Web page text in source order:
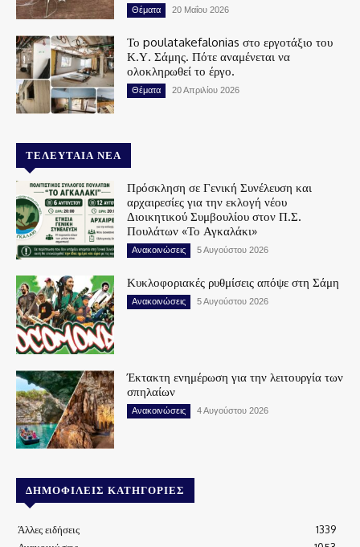
Θέματα 20 Μαΐου 2026
Το poulatakefalonias στο εργοτάξιο του
Κ.Υ. Σάμης. Πότε αναμένεται να
ολοκληρωθεί το έργο.
Θέματα 20 Απριλίου 2026
ΤΕΛΕΥΤΑΊΑ ΝΈΑ
Πρόσκληση σε Γενική Συνέλευση και
αρχαιρεσίες για την εκλογή νέου
Διοικητικού Συμβουλίου στον Π.Σ.
Πουλάτων «Το Αγκαλάκι»
Ανακοινώσεις 5 Αυγούστου 2026
Κυκλοφοριακές ρυθμίσεις απόψε στη Σάμη
Ανακοινώσεις 5 Αυγούστου 2026
Έκτακτη ενημέρωση για την λειτουργία των
σπηλαίων
Ανακοινώσεις 4 Αυγούστου 2026
ΔΗΜΟΦΙΛΕΊΣ ΚΑΤΗΓΟΡΊΕΣ
Άλλες ειδήσεις
1339